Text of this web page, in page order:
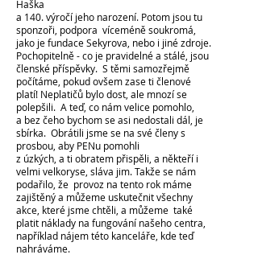
Haška
a 140. výročí jeho narození. Potom jsou tu
sponzoři, podpora víceméně soukromá,
jako je fundace Sekyrova, nebo i jiné zdroje.
Pochopitelně - co je pravidelné a stálé, jsou
členské příspěvky. S těmi samozřejmě
počítáme, pokud ovšem zase ti členové
platí! Neplatičů bylo dost, ale mnozí se
polepšili. A teď, co nám velice pomohlo,
a bez čeho bychom se asi nedostali dál, je
sbírka. Obrátili jsme se na své členy s
prosbou, aby PENu pomohli
z úzkých, a ti obratem přispěli, a někteří i
velmi velkoryse, sláva jim. Takže se nám
podařilo, že provoz na tento rok máme
zajištěný a můžeme uskutečnit všechny
akce, které jsme chtěli, a můžeme také
platit náklady na fungování našeho centra,
například nájem této kanceláře, kde teď
nahráváme.